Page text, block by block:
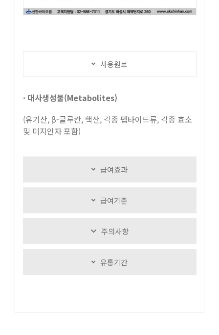
사용원료
· 대사생성물(Metabolites)
(유기산, β-글루칸, 핵산, 각종 펩타이드류, 각종 효소
및 미지인자 포함)
급여효과
급여기준
주의사항
유통기간